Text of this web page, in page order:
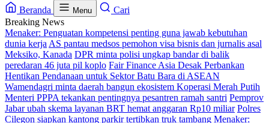
Beranda Menu
Cari
Breaking News
Menaker: Penguatan kompetensi penting guna jawab kebutuhan
dunia kerja AS pantau medsos pemohon visa bisnis dan jurnalis asal
Meksiko, Kanada DPR minta polisi ungkap bandar di balik
peredaran 46 juta pil koplo Fair Finance Asia Desak Perbankan
Hentikan Pendanaan untuk Sektor Batu Bara di ASEAN
Wamendagri minta daerah bangun ekosistem Koperasi Merah Putih
Menteri PPPA tekankan pentingnya pesantren ramah santri Pemprov
Jabar ubah skema layanan BRT hemat anggaran Rp10 miliar Polres
Cilegon siapkan kantong parkir tertibkan truk tambang Menaker: